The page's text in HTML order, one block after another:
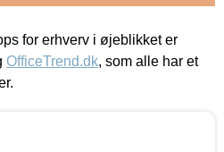
for erhverv i øjeblikket er
OfficeTrend.dk, som alle har et